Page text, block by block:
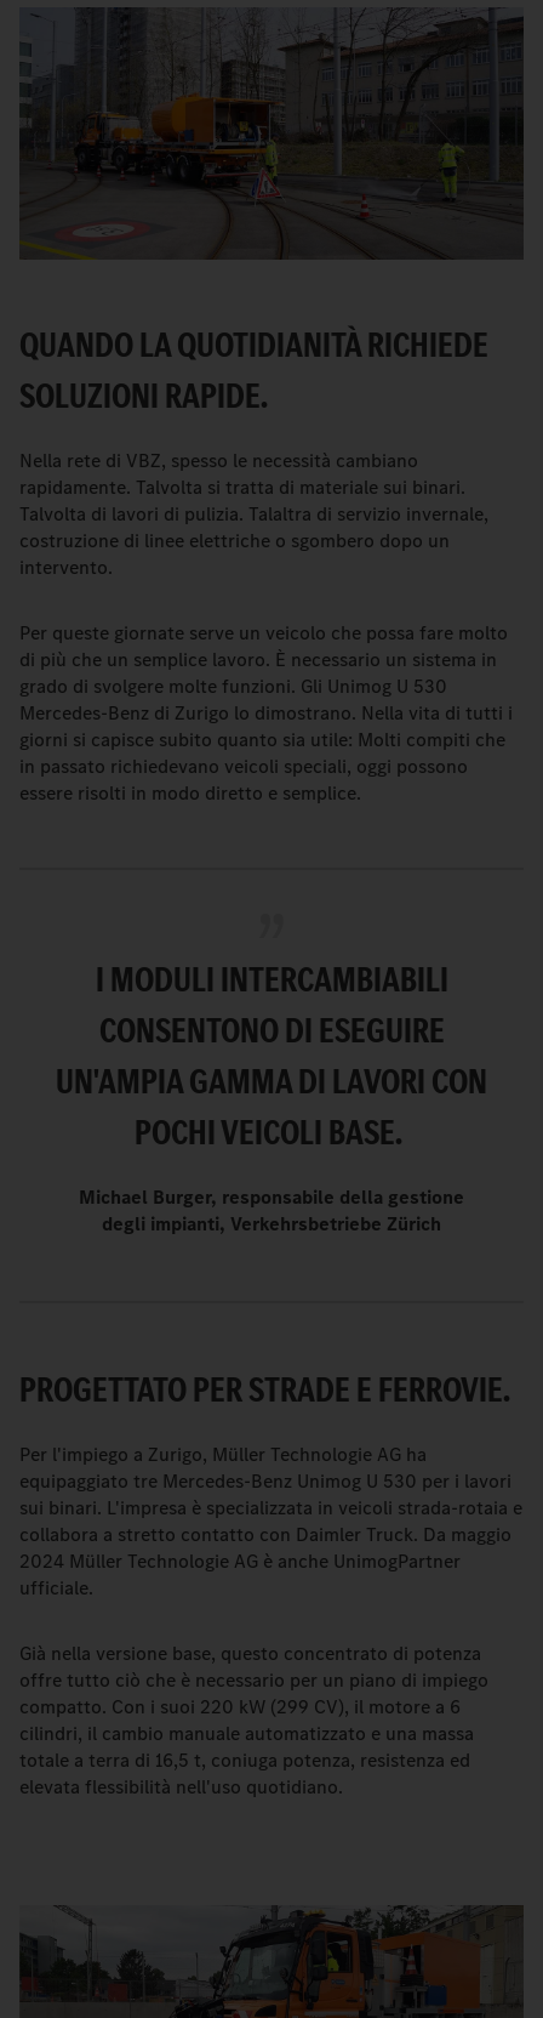
QUANDO LA QUOTIDIANITÀ RICHIEDE
SOLUZIONI RAPIDE.
Nella rete di VBZ, spesso le necessità cambiano
rapidamente. Talvolta si tratta di materiale sui binari.
Talvolta di lavori di pulizia. Talaltra di servizio invernale,
costruzione di linee elettriche o sgombero dopo un
intervento.
Per queste giornate serve un veicolo che possa fare molto
di più che un semplice lavoro. È necessario un sistema in
grado di svolgere molte funzioni. Gli Unimog U 530
Mercedes-Benz di Zurigo lo dimostrano. Nella vita di tutti i
giorni si capisce subito quanto sia utile: Molti compiti che
in passato richiedevano veicoli speciali, oggi possono
essere risolti in modo diretto e semplice.
I MODULI INTERCAMBIABILI
CONSENTONO DI ESEGUIRE
UN'AMPIA GAMMA DI LAVORI CON
POCHI VEICOLI BASE.
Michael Burger, responsabile della gestione
degli impianti, Verkehrsbetriebe Zürich
PROGETTATO PER STRADE E FERROVIE.
Per l'impiego a Zurigo, Müller Technologie AG ha
equipaggiato tre Mercedes-Benz Unimog U 530 per i lavori
sui binari. L'impresa è specializzata in veicoli strada-rotaia e
collabora a stretto contatto con Daimler Truck. Da maggio
2024 Müller Technologie AG è anche UnimogPartner
ufficiale.
Già nella versione base, questo concentrato di potenza
offre tutto ciò che è necessario per un piano di impiego
compatto. Con i suoi 220 kW (299 CV), il motore a 6
cilindri, il cambio manuale automatizzato e una massa
totale a terra di 16,5 t, coniuga potenza, resistenza ed
elevata flessibilità nell'uso quotidiano.